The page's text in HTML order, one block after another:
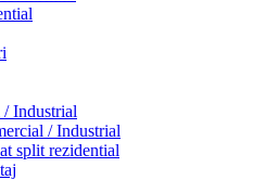
Industrial
/ Industrial
split rezidential